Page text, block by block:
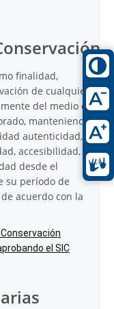
finalidad,
de cualquier
del medio o
manteniendo
autenticidad,
accesibilidad, de
desde el
su período de
acuerdo con la
el SIC